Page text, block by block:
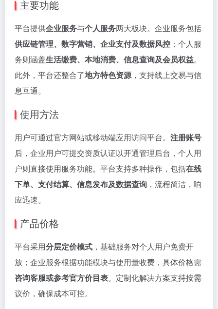
主要功能
平台提供企业服务与个人服务两大板块。企业服务包括
供应链管理、数字营销、企业支付及数据风控 ；个人服
务则涵盖生活缴费、本地消费、信息查询及会员权益。
此外，平台还整合了地方特色资源，支持线上交易与信
息互通。
使用方法
用户可通过官方网站或移动端应用访问平台。 注册账号
后，企业用户可提交资质认证以开通管理后台，个人用
户则直接使用服务功能。平台支持多种操作，包括在线
下单、支付结算、信息发布及数据查询 ，流程简洁，响
应迅速。
产品价格
平台采用分层定价模式 ，基础服务对个人用户免费开
放；企业服务根据功能模块与使用量收费，具体价格需
咨询客服或参考官方价目表。定制化解决方案支持按需
议价，确保成本可控。